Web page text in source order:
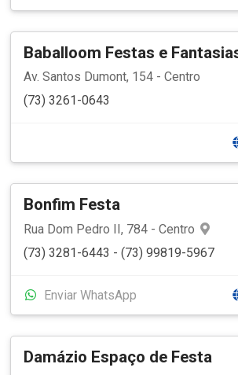
Baballoom Festas e
Av. Santos Dumont, 154 - Centro
(73) 3261-0643
Bonfim Festa
Rua Dom Pedro II, 784 - Centro
(73) 3281-6443 - (73) 99819-5967
Enviar WhatsApp
Damázio Espaço de Festa